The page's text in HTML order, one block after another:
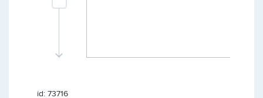
id: 73716